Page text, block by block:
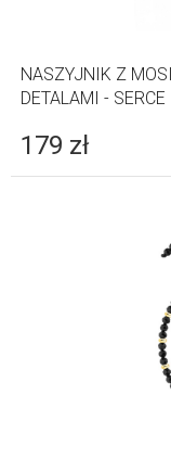
NASZYJNIK Z
DETALAMI - SERCE
179 zł